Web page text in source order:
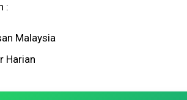
:
Malaysia
Harian